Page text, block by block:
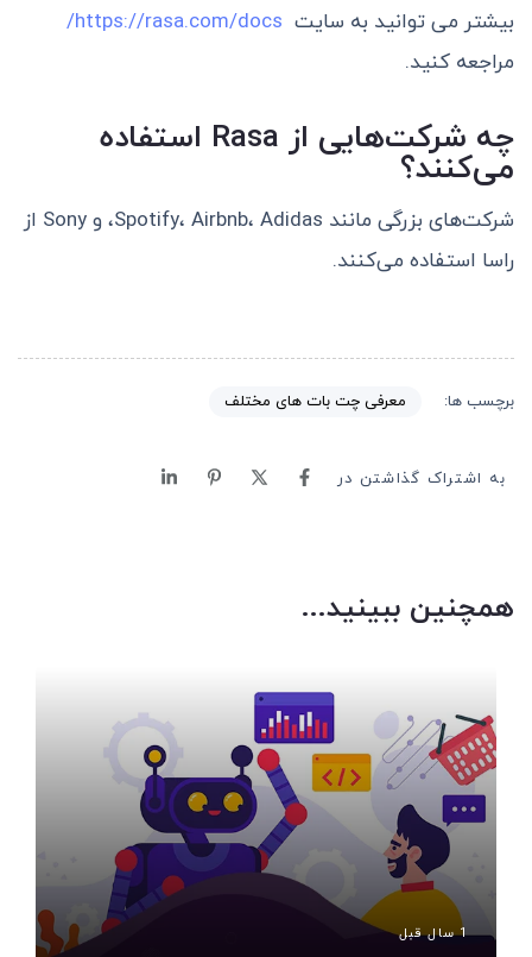
بیشتر می توانید به سایت https://rasa.com/docs/
مراجعه کنید.
چه شرکت‌هایی از Rasa استفاده
می‌کنند؟
شرکت‌های بزرگی مانند Spotify، Airbnb، Adidas، و Sony از
راسا استفاده می‌کنند.
برچسب ها: معرفی چت بات های مختلف
به اشتراک گذاشتن در
همچنین ببینید...
1 سال قبل